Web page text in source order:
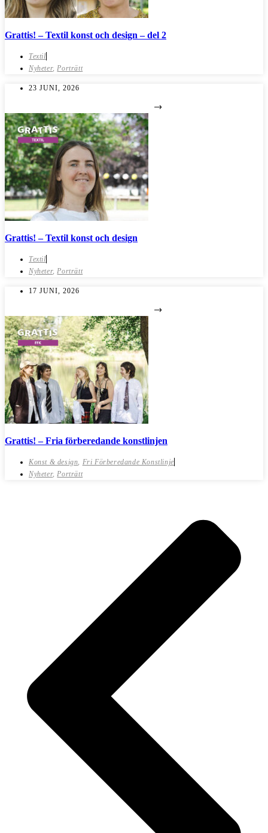
Grattis! – Textil konst och design – del 2
Textil
Nyheter,Porträtt
23 JUNI, 2026
Grattis! – Textil konst och design
Textil
Nyheter,Porträtt
17 JUNI, 2026
Grattis! – Fria förberedande konstlinjen
Konst & design, Fri Förberedande Konstlinje
Nyheter,Porträtt